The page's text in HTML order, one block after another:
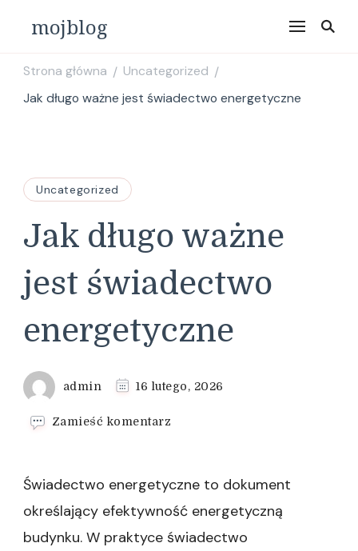
mojblog
Strona główna / Uncategorized /
Jak długo ważne jest świadectwo energetyczne
Uncategorized
Jak długo ważne
jest świadectwo
energetyczne
admin 16 lutego, 2026
Zamieść komentarz
ważne
jest
świadectwo
energetyczne
Świadectwo energetyczne to dokument
określający efektywność energetyczną
budynku. W praktyce świadectwo